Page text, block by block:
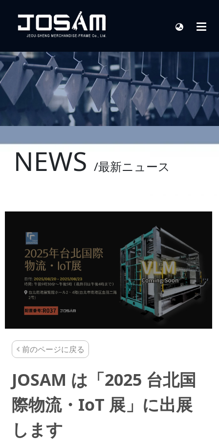
NEWS /最新ニュース
前のページに戻る
JOSAM は「2025 台北国
際物流・IoT 展」に出展
します